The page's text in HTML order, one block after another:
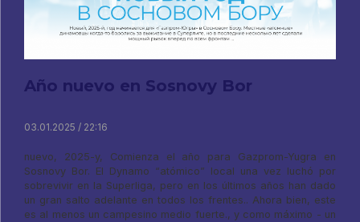
Año nuevo en Sosnovy Bor
03.01.2025 / 22:16
nuevo, 2025-y, Comienza el año para Gazprom-Yugra en
Sosnovy Bor. El Dynamo “atómico” local una vez luchó por
sobrevivir en la Superliga, pero en los últimos años han dado
un gran salto adelante en todos los frentes.. Ahora bien, este
es al menos un campesino medio fuerte., y como máximo - un